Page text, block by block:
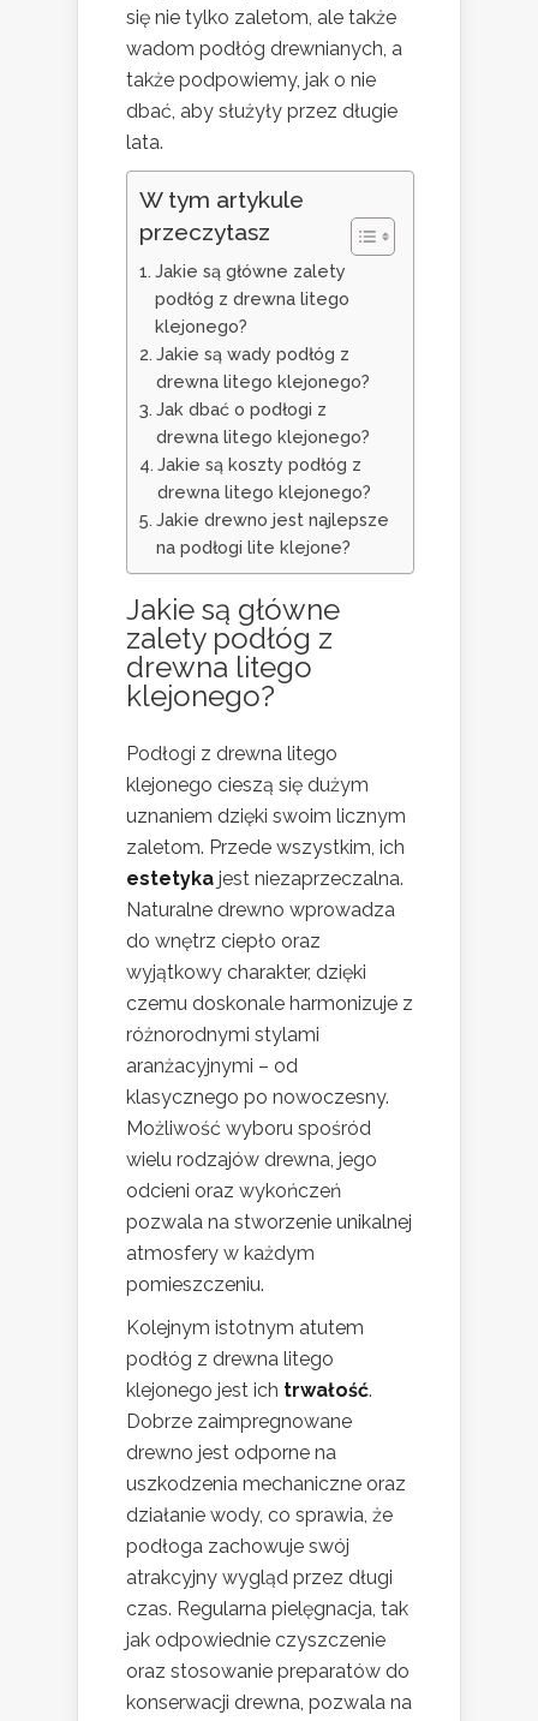
się nie tylko zaletom, ale także
wadom podłóg drewnianych, a
także podpowiemy, jak o nie
dbać, aby służyły przez długie
lata.
W tym artykule
przeczytasz
Jakie są główne zalety
podłóg z drewna litego
klejonego?
Jakie są wady podłóg z
drewna litego klejonego?
Jak dbać o podłogi z
drewna litego klejonego?
Jakie są koszty podłóg z
drewna litego klejonego?
Jakie drewno jest najlepsze
na podłogi lite klejone?
Jakie są główne
zalety podłóg z
drewna litego
klejonego?
Podłogi z drewna litego
klejonego cieszą się dużym
uznaniem dzięki swoim licznym
zaletom. Przede wszystkim, ich
estetyka jest niezaprzeczalna.
Naturalne drewno wprowadza
do wnętrz ciepło oraz
wyjątkowy charakter, dzięki
czemu doskonale harmonizuje z
różnorodnymi stylami
aranżacyjnymi – od
klasycznego po nowoczesny.
Możliwość wyboru spośród
wielu rodzajów drewna, jego
odcieni oraz wykończeń
pozwala na stworzenie unikalnej
atmosfery w każdym
pomieszczeniu.
Kolejnym istotnym atutem
podłóg z drewna litego
klejonego jest ich trwałość.
Dobrze zaimpregnowane
drewno jest odporne na
uszkodzenia mechaniczne oraz
działanie wody, co sprawia, że
podłoga zachowuje swój
atrakcyjny wygląd przez długi
czas. Regularna pielęgnacja, tak
jak odpowiednie czyszczenie
oraz stosowanie preparatów do
konserwacji drewna, pozwala na